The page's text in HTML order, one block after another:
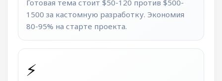
Готовая тема стоит $50-120 против $500-
1500 за кастомную разработку. Экономия
80-95% на старте проекта.
⚡